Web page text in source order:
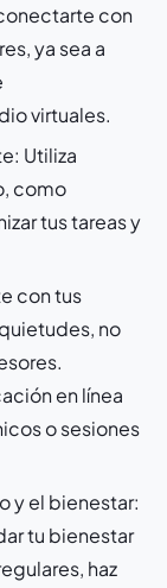
con
ya sea a
virtuales.
Utiliza
como
tus tareas y
con tus
no
en línea
o sesiones
y el bienestar:
tu bienestar
haz